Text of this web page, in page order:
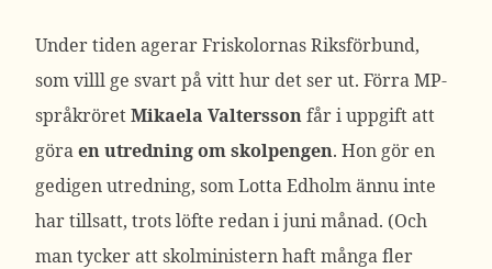
Under tiden agerar Friskolornas Riksförbund,
som villl ge svart på vitt hur det ser ut. Förra MP-
språkröretMikaela Valterssonfår i uppgift att
göraen utredning om skolpengen. Hon gör en
gedigen utredning, som Lotta Edholm ännu inte
har tillsatt, trots löfte redan i juni månad. (Och
man tycker att skolministern haft många fler